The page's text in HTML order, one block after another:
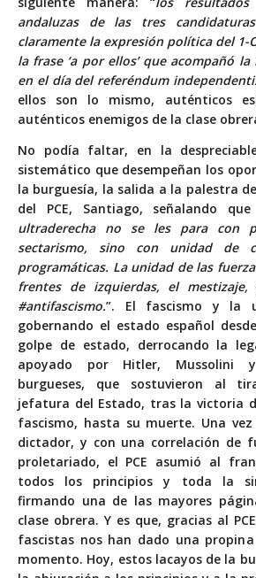
andaluzas de las tres
claramente la expresión política del 1-
la frase ‘a por ellos’ que acompañó
en el día del referéndum
ellos son lo mismo, auténticos
auténticos enemigos de la clase
No podía faltar, en la
sistemático que desempeñan los
la burguesía, la salida a la palestra
del PCE, Santiago, señalando
ultraderecha no se les para con
sectarismo, sino con unidad de
programáticas. La unidad de las
frentes de izquierdas, el
#antifascismo.”. El fascismo y la
gobernando el estado español
golpe de estado, derrocando la
apoyado por Hitler, Mussolini
burgueses, que sostuvieron al
jefatura del Estado, tras la victoria
fascismo, hasta su muerte. Una
dictador, y con una correlación de
proletariado, el PCE asumió al
todos los principios y toda la
firmando una de las mayores
clase obrera. Y es que, gracias al
fascistas nos han dado una
momento. Hoy, estos lacayos de la